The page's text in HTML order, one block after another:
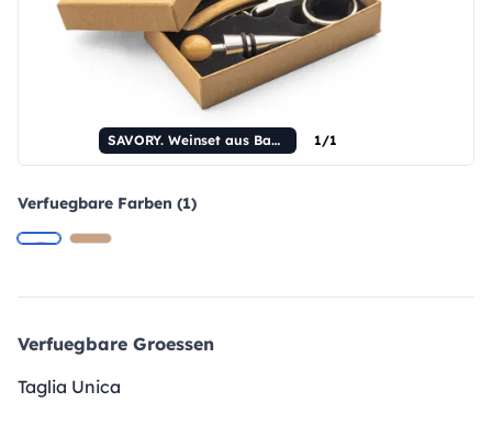
SAVORY. Weinset aus Bambus und Edelstahl 1/1
Verfuegbare Farben (1)
Verfuegbare Groessen
Taglia Unica